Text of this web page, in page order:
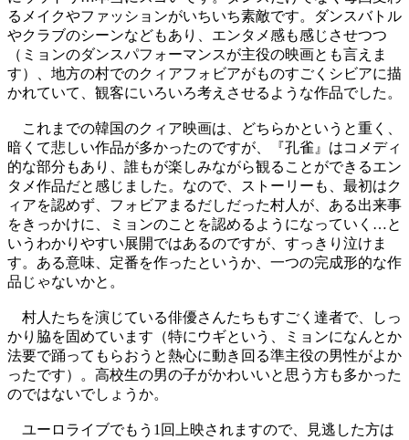
るメイクやファッションがいちいち素敵です。ダンスバトル
やクラブのシーンなどもあり、エンタメ感も感じさせつつ
（ミョンのダンスパフォーマンスが主役の映画とも言えま
す）、地方の村でのクィアフォビアがものすごくシビアに描
かれていて、観客にいろいろ考えさせるような作品でした。
これまでの韓国のクィア映画は、どちらかというと重く、
暗くて悲しい作品が多かったのですが、『孔雀』はコメディ
的な部分もあり、誰もが楽しみながら観ることができるエン
タメ作品だと感じました。なので、ストーリーも、最初はク
ィアを認めず、フォビアまるだしだった村人が、ある出来事
をきっかけに、ミョンのことを認めるようになっていく…と
いうわかりやすい展開ではあるのですが、すっきり泣けま
す。ある意味、定番を作ったというか、一つの完成形的な作
品じゃないかと。
村人たちを演じている俳優さんたちもすごく達者で、しっ
かり脇を固めています（特にウギという、ミョンになんとか
法要で踊ってもらおうと熱心に動き回る準主役の男性がよか
ったです）。高校生の男の子がかわいいと思う方も多かった
のではないでしょうか。
ユーロライブでもう1回上映されますので、見逃した方は